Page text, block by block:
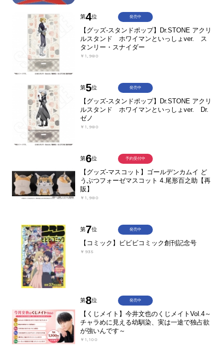
第4位
【グッズ-スタンドポップ】Dr.STONE アクリ
ルスタンド ホワイマンといっしょver. ス
タンリー・スナイダー
￥1,980
発売中
第5位
【グッズ-スタンドポップ】Dr.STONE アクリ
ルスタンド ホワイマンといっしょver. Dr.
ゼノ
￥1,980
発売中
第6位
【グッズ-マスコット】ゴールデンカムイ ど
うぶつフォーゼマスコット 4.尾形百之助【再
販】
￥1,980
予約受付中
第7位
【コミック】ビビビコミック創刊記念号
￥935
発売中
第8位
【くじメイト】今井文也のくじメイトVol.4～
チャラめに見える幼馴染、実は一途で独占欲
が強いんです～
￥1,100
発売中